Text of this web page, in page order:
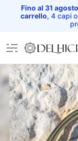
Fino al 31 agosto
carrello, 4 capi
Home